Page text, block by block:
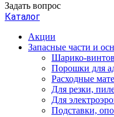
Задать вопрос
Каталог
Акции
Запасные части и
Шарико-
Порошки для
Расходные
Для резки,
Для
Подставки,